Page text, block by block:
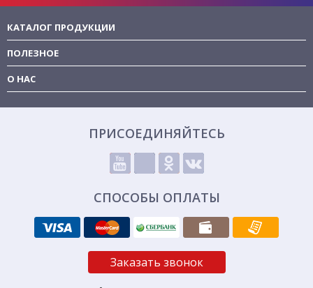
КАТАЛОГ ПРОДУКЦИИ
ПОЛЕЗНОЕ
О НАС
ПРИСОЕДИНЯЙТЕСЬ
СПОСОБЫ ОПЛАТЫ
Заказать звонок